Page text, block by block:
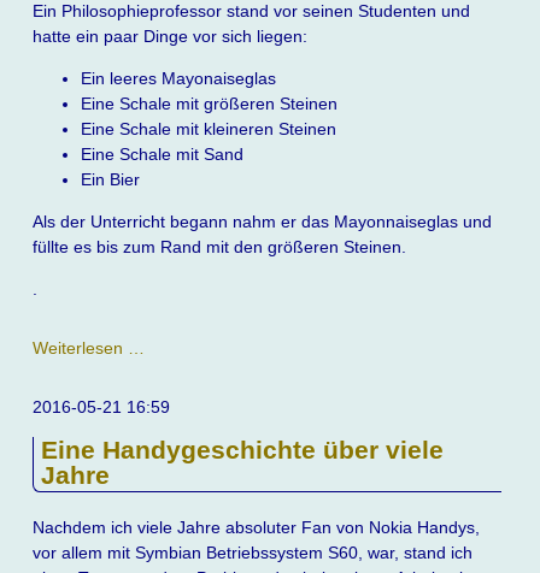
Ein Philosophieprofessor stand vor seinen Studenten und
hatte ein paar Dinge vor sich liegen:
Ein leeres Mayonaiseglas
Eine Schale mit größeren Steinen
Eine Schale mit kleineren Steinen
Eine Schale mit Sand
Ein Bier
Als der Unterricht begann nahm er das Mayonnaiseglas und
füllte es bis zum Rand mit den größeren Steinen.
.
Weiterlesen …
Geschichte
Bier
2016-05-21 16:59
Eine Handygeschichte über viele
Jahre
Nachdem ich viele Jahre absoluter Fan von Nokia Handys,
vor allem mit Symbian Betriebssystem S60, war, stand ich